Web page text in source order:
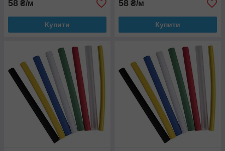
58 ₴/м
Купити
58 ₴/м
Купити